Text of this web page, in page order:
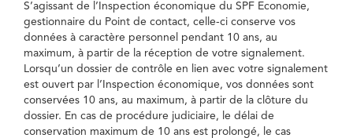
S’agissant de l’Inspection économique du SPF Economie,
gestionnaire du Point de contact, celle-ci conserve vos
données à caractère personnel pendant 10 ans, au
maximum, à partir de la réception de votre signalement.
Lorsqu’un dossier de contrôle en lien avec votre signalement
est ouvert par l’Inspection économique, vos données sont
conservées 10 ans, au maximum, à partir de la clôture du
dossier. En cas de procédure judiciaire, le délai de
conservation maximum de 10 ans est prolongé, le cas